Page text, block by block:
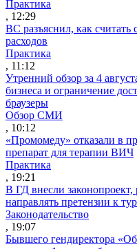
Практика
, 12:29
ВС разъяснил, как считать
расходов
Практика
, 11:12
Утренний обзор за 4
бизнеса и ограничение
браузеры
Обзор СМИ
, 10:12
«Промомеду» отказали в
препарат для терапии ВИЧ
Практика
, 19:21
В ГД внесли
направлять претензии к
Законодательство
, 19:07
Бывшего гендиректора